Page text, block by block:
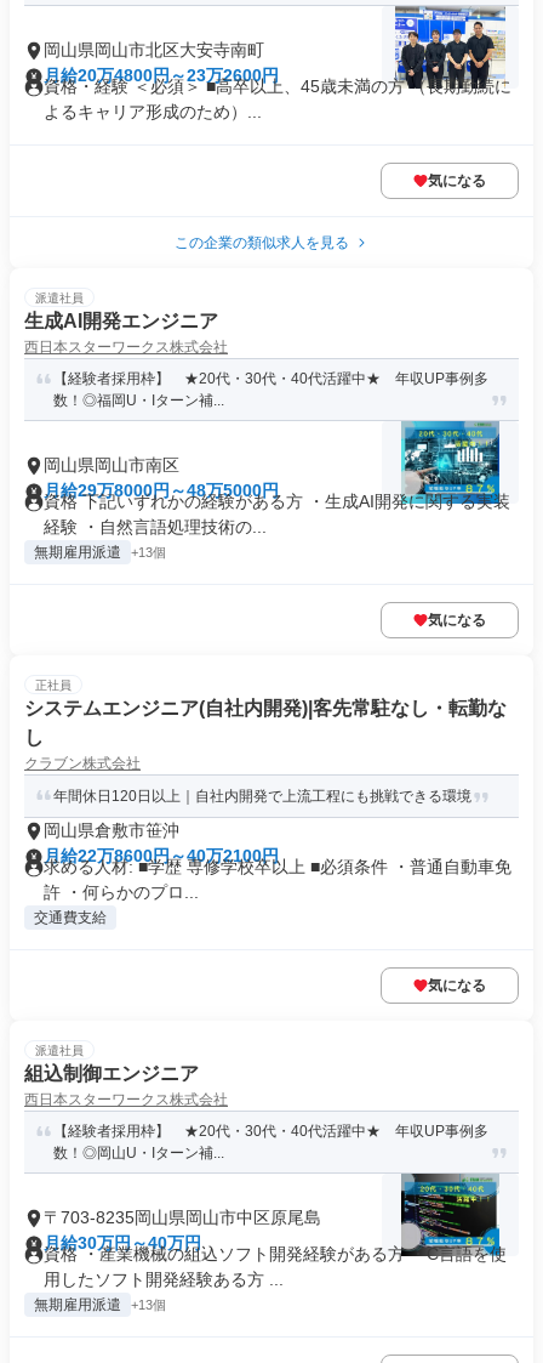
岡山県岡山市北区大安寺南町
月給20万4800円～23万2600円
資格・経験 ＜必須＞ ■高卒以上、45歳未満の方 （長期勤続に
よるキャリア形成のため）...
気になる
この企業の類似求人を見る
派遣社員
生成AI開発エンジニア
西日本スターワークス株式会社
【経験者採用枠】 ★20代・30代・40代活躍中★ 年収UP事例多
数！◎福岡U・Iターン補...
岡山県岡山市南区
月給29万8000円～48万5000円
資格 下記いずれかの経験がある方 ・生成AI開発に関する実装
経験 ・自然言語処理技術の...
無期雇用派遣 +13個
気になる
正社員
システムエンジニア(自社内開発)|客先常駐なし・転勤な
し
クラブン株式会社
年間休日120日以上｜自社内開発で上流工程にも挑戦できる環境
岡山県倉敷市笹沖
月給22万8600円～40万2100円
求める人材: ■学歴 専修学校卒以上 ■必須条件 ・普通自動車免
許 ・何らかのプロ...
交通費支給
気になる
派遣社員
組込制御エンジニア
西日本スターワークス株式会社
【経験者採用枠】 ★20代・30代・40代活躍中★ 年収UP事例多
数！◎岡山U・Iターン補...
〒703-8235岡山県岡山市中区原尾島
月給30万円～40万円
資格 ・産業機械の組込ソフト開発経験がある方 ・C言語を使
用したソフト開発経験ある方 ...
無期雇用派遣 +13個